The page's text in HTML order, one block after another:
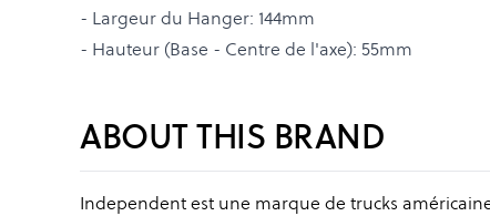
- Largeur du Hanger: 144mm
- Hauteur (Base - Centre de l'axe): 55mm
ABOUT THIS BRAND
Independent est une marque de trucks